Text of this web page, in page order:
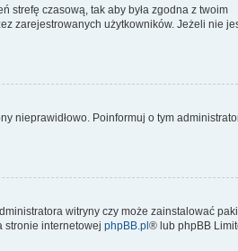
strefę czasową, tak aby była zgodna z twoim
zarejestrowanych użytkowników. Jeżeli nie
nieprawidłowo. Poinformuj o tym
witryny czy może zainstalować
stronie internetowej phpBB.pl® lub phpBB